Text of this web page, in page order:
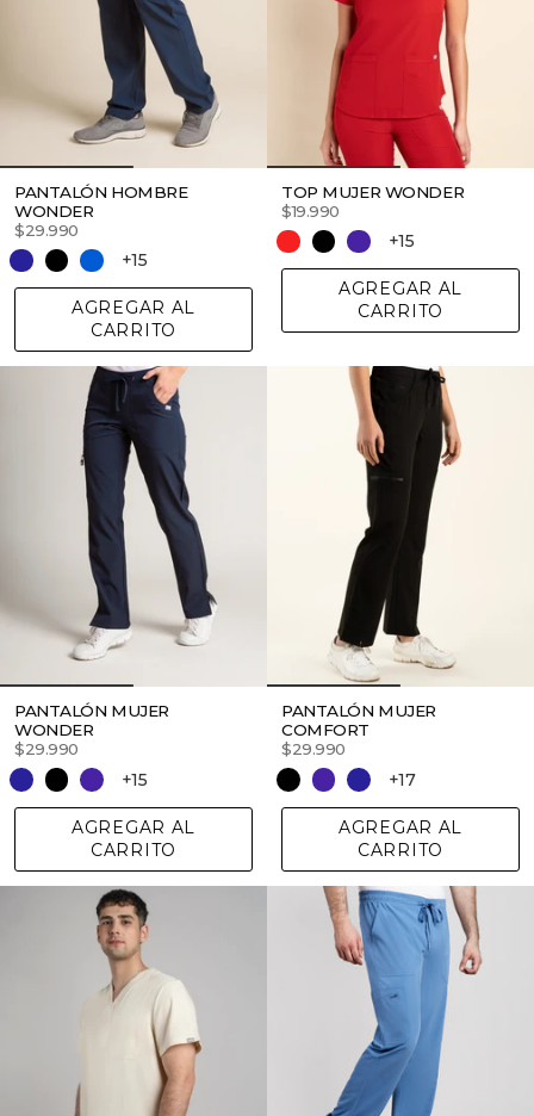
PANTALÓN HOMBRE
WONDER
$29.990
+15
AGREGAR AL
CARRITO
TOP MUJER WONDER
$19.990
+15
AGREGAR AL
CARRITO
PANTALÓN MUJER
WONDER
$29.990
+15
AGREGAR AL
CARRITO
PANTALÓN MUJER
COMFORT
$29.990
+17
AGREGAR AL
CARRITO